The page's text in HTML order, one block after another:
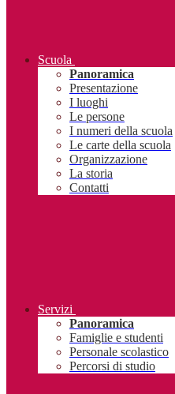
Scuola
Panoramica
Presentazione
I luoghi
Le persone
I numeri della scuola
Le carte della scuola
Organizzazione
La storia
Contatti
Servizi
Panoramica
Famiglie e studenti
Personale scolastico
Percorsi di studio